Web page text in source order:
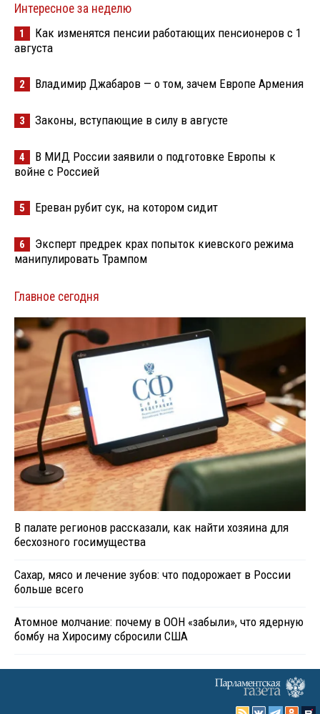
Интересное за неделю
1
Как изменятся пенсии работающих пенсионеров с 1
августа
2 Владимир Джабаров — о том, зачем Европе Армения
3 Законы, вступающие в силу в августе
4
В МИД России заявили о подготовке Европы к
войне с Россией
5 Ереван рубит сук, на котором сидит
6
Эксперт предрек крах попыток киевского режима
манипулировать Трампом
Главное сегодня
В палате регионов рассказали, как найти хозяина для
бесхозного госимущества
Сахар, мясо и лечение зубов: что подорожает в России
больше всего
Атомное молчание: почему в ООН «забыли», что ядерную
бомбу на Хиросиму сбросили США